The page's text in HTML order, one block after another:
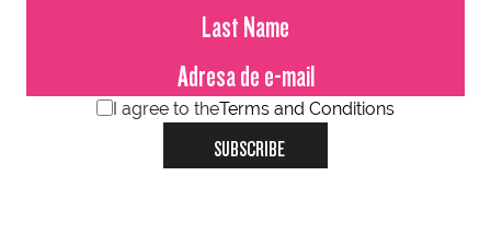
I agree to theTerms and Conditions
SUBSCRIBE